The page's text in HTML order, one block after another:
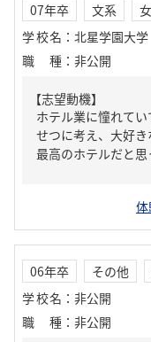
07年卒 文系
学校名 ： 北星学園大学
職種 ： 非公開
【志望動機】
ホテル業に憧れて
せつに考え、大好
最高のホテルだと思
06年卒 その他
学校名 ： 非公開
職種 ： 非公開